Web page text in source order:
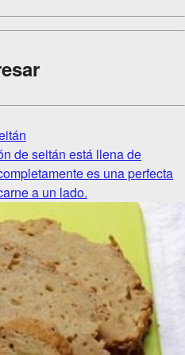
de seitán está llena de
es una perfecta
a un lado.